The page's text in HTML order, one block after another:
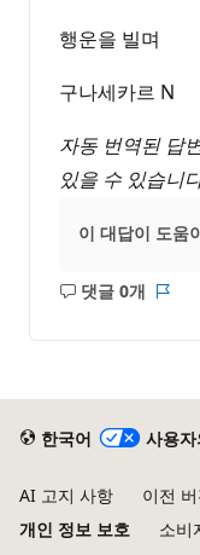
행운을 빌며
구나세카르 N
자동 번역된 답
있을 수 있습니
이 대답이 도움
댓글 0개
설
한국어 사용
AI 고지 사항 이전 버
개인 정보 보호
소비